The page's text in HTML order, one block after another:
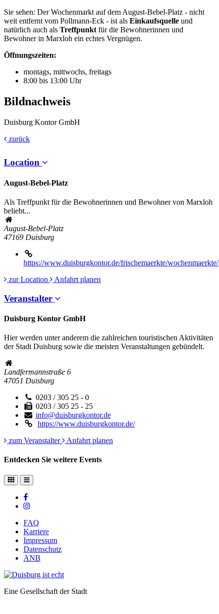
Sie sehen: Der Wochenmarkt auf dem August-Bebel-Platz - nicht
weit entfernt vom Pollmann-Eck - ist als Einkaufsquelle und
natürlich auch als Treffpunkt für die Bewohnerinnen und
Bewohner in Marxloh ein echtes Vergnügen.
Öffnungszeiten:
montags, mittwochs, freitags
8:00 bis 13:00 Uhr
Bildnachweis
Duisburg Kontor GmbH
zurück
Location
August-Bebel-Platz
Als Treffpunkt für die Bewohnerinnen und Bewohner von Marxloh
beliebt...
August-Bebel-Platz
47169 Duisburg
https://www.duisburgkontor.de/frischemaerkte/wochenmaerkte/
zur Location
Anfahrt planen
Veranstalter
Duisburg Kontor GmbH
Hier werden unter anderem die zahlreichen touristischen Aktivitäten
der Stadt Duisburg sowie die meisten Veranstaltungen gebündelt.
Landfermannstraße 6
47051 Duisburg
0203 / 305 25 - 0
0203 / 305 25 - 25
info@duisburgkontor.de
https://www.duisburgkontor.de/
zum Veranstalter
Anfahrt planen
Entdecken Sie weitere Events
FAQ
Karriere
Impressum
Datenschutz
ANB
Eine Gesellschaft der Stadt